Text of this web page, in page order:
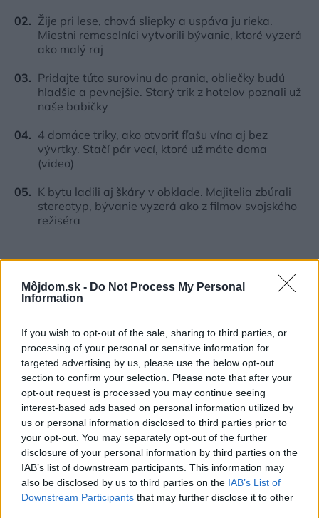
Môjdom.sk - Do Not Process My Personal
Information
If you wish to opt-out of the sale, sharing to third parties, or
processing of your personal or sensitive information for
targeted advertising by us, please use the below opt-out
section to confirm your selection. Please note that after your
opt-out request is processed you may continue seeing
interest-based ads based on personal information utilized by
us or personal information disclosed to third parties prior to
your opt-out. You may separately opt-out of the further
disclosure of your personal information by third parties on the
IAB’s list of downstream participants. This information may
also be disclosed by us to third parties on the IAB’s List of
Downstream Participants that may further disclose it to other
Žije pri lese, chová sliepky a uspáva ju rieka.
Miestni remeselníci vytvorili bývanie, ktoré vyzerá
ako malý raj
Pridajte túto surovinu do prania, obliečky budú
hladšie a pevnejšie. Starý trik z hotelov poznali už
naše babičky
4 domáce triky, ako otvoriť fľašu vína aj bez
vývrtky. Stačí pár vecí, ktoré už máte doma
(video)
K bytu ladili aj škáry v obklade. Majitelia zbúrali
stereotyp, bývanie vyzerá ako z filmov svojského
režiséra
Inšpirácie